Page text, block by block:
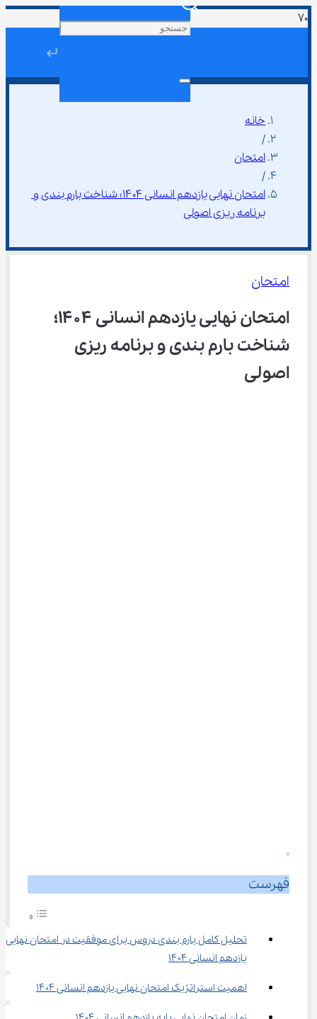
↵
خانه
/
امتحان
/
امتحان نهایی یازدهم انسانی ۱۴۰۴؛ شناخت بارم‌ بندی و
برنامه‌ ریزی اصولی
امتحان
امتحان نهایی یازدهم انسانی ۱۴۰۴؛
شناخت بارم‌ بندی و برنامه‌ ریزی
اصولی
0
فهرست
تحلیل کامل بارم بندی دروس برای موفقیت در امتحان نهایی
یازدهم انسانی ۱۴۰۴
اهمیت استراتژیک امتحان نهایی یازدهم انسانی ۱۴۰۴